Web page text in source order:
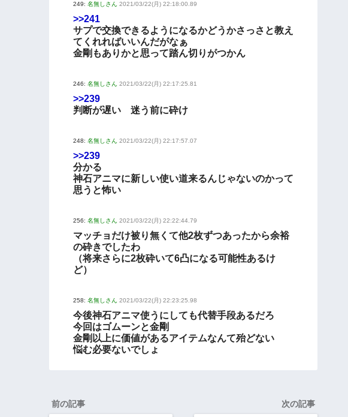
249: 名無しさん 2021/03/22(月) 22:18:00.89
>>241
サプで交換できるようになるかどうかさっさと教え
てくれればいいんだがなぁ
金剛もありかと思って踏ん切りがつかん
246: 名無しさん 2021/03/22(月) 22:17:25.81
>>239
判断が遅い 迷う前に砕け
248: 名無しさん 2021/03/22(月) 22:17:57.07
>>239
分かる
神石アニマに新しい使い道来るんじゃないのかって
思うと怖い
256: 名無しさん 2021/03/22(月) 22:22:44.79
マッチョだけ被り無くて他2枚ずつあったから余裕
の砕きでしたわ
（将来さらに2枚砕いて6凸になる可能性あるけ
ど）
258: 名無しさん 2021/03/22(月) 22:23:25.98
今後神石アニマ使うにしても代替手段あるだろ
今回はゴムーンと金剛
金剛以上に価値があるアイテムなんて殆どない
悩む必要ないでしょ
前の記事 次の記事